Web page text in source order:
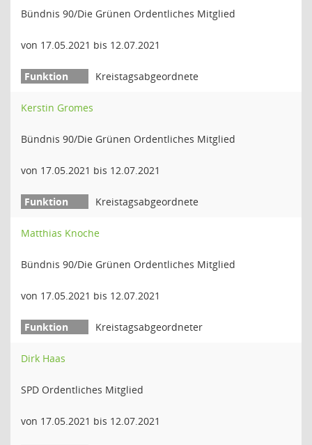
Bündnis 90/Die Grünen Ordentliches Mitglied
von 17.05.2021 bis 12.07.2021
Kreistagsabgeordnete
Kerstin Gromes
Bündnis 90/Die Grünen Ordentliches Mitglied
von 17.05.2021 bis 12.07.2021
Kreistagsabgeordnete
Matthias Knoche
Bündnis 90/Die Grünen Ordentliches Mitglied
von 17.05.2021 bis 12.07.2021
Kreistagsabgeordneter
Dirk Haas
SPD Ordentliches Mitglied
von 17.05.2021 bis 12.07.2021